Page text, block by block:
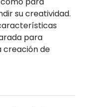
su creatividad.
para
creación de